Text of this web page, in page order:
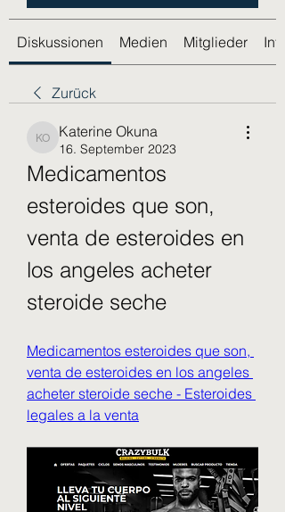
Diskussionen Medien Mitglieder Info
Zurück
Katerine Okuna
Katerine Okuna
16. September 2023
Medicamentos
esteroides que son,
venta de esteroides en
los angeles acheter
steroide seche
Medicamentos esteroides que son,
venta de esteroides en los angeles
acheter steroide seche - Esteroides
legales a la venta